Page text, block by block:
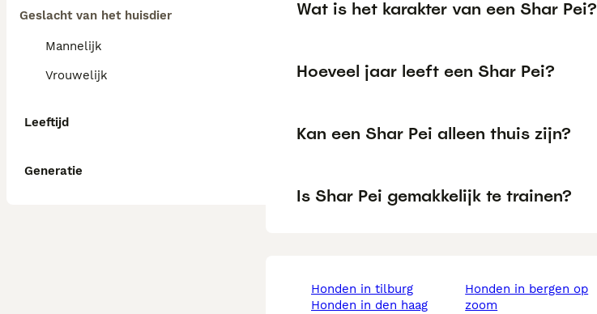
Geslacht van het huisdier
Mannelijk
Vrouwelijk
Leeftijd
Generatie
Wat is het karakter van een Shar Pei?
Hoeveel jaar leeft een Shar Pei?
Kan een Shar Pei alleen thuis zijn?
Is Shar Pei gemakkelijk te trainen?
honden in tilburg
honden in den haag
honden in bergen op
zoom